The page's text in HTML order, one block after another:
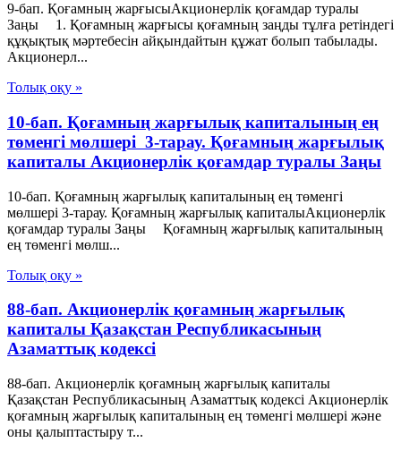
9-бап. Қоғамның жарғысыАкционерлік қоғамдар туралы
Заңы 1. Қоғамның жарғысы қоғамның заңды тұлға ретіндегі
құқықтық мәртебесін айқындайтын құжат болып табылады.
Акционерл...
Толық оқу »
10-бап. Қоғамның жарғылық капиталының ең
төменгі мөлшері 3-тарау. Қоғамның жарғылық
капиталы Акционерлік қоғамдар туралы Заңы
10-бап. Қоғамның жарғылық капиталының ең төменгі
мөлшері 3-тарау. Қоғамның жарғылық капиталыАкционерлік
қоғамдар туралы Заңы Қоғамның жарғылық капиталының
ең төменгі мөлш...
Толық оқу »
88-бап. Акционерлiк қоғамның жарғылық
капиталы Қазақстан Республикасының
Азаматтық кодексi
88-бап. Акционерлiк қоғамның жарғылық капиталы
Қазақстан Республикасының Азаматтық кодексi Акционерлiк
қоғамның жарғылық капиталының ең төменгi мөлшерi және
оны қалыптастыру т...